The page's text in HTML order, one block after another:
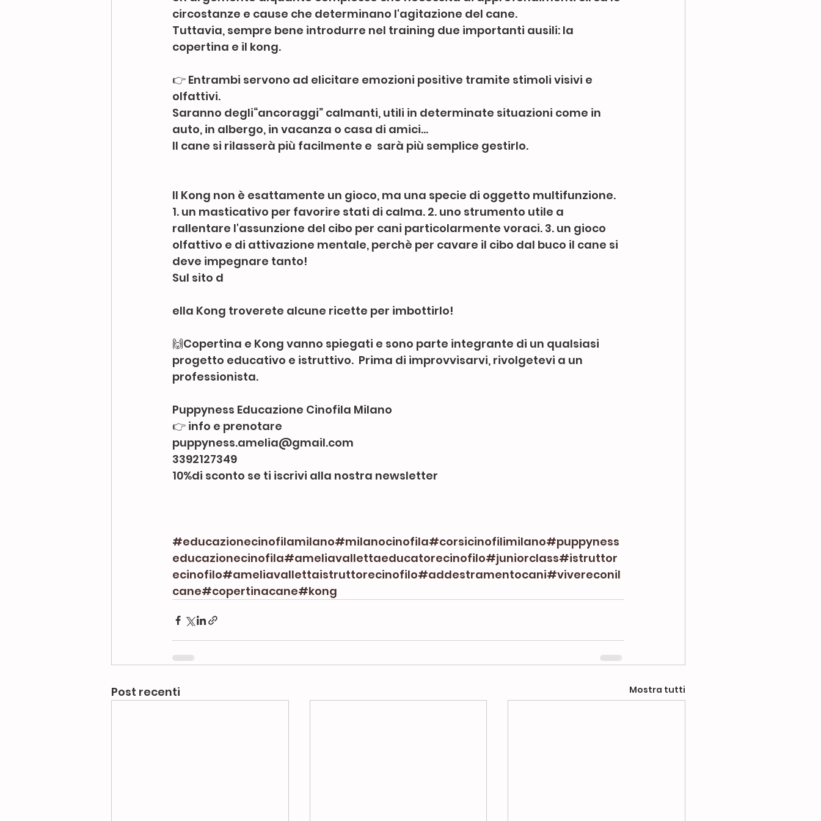
circostanze e cause che determinano l'agitazione del cane.
Tuttavia, sempre bene introdurre nel training due importanti ausili: la
copertina e il kong.
👉 Entrambi servono ad elicitare emozioni positive tramite stimoli visivi e
olfattivi.
Saranno degli“ancoraggi” calmanti, utili in determinate situazioni come in
auto, in albergo, in vacanza o casa di amici...
Il cane si rilasserà più facilmente e  sarà più semplice gestirlo.
Il Kong non è esattamente un gioco, ma una specie di oggetto multifunzione.
1. un masticativo per favorire stati di calma. 2. uno strumento utile a
rallentare l'assunzione del cibo per cani particolarmente voraci. 3. un gioco
olfattivo e di attivazione mentale, perchè per cavare il cibo dal buco il cane si
deve impegnare tanto!
Sul sito d
ella Kong troverete alcune ricette per imbottirlo!
🙌Copertina e Kong vanno spiegati e sono parte integrante di un qualsiasi
progetto educativo e istruttivo.  Prima di improvvisarvi, rivolgetevi a un
professionista.
Puppyness Educazione Cinofila Milano
👉 info e prenotare
puppyness.amelia@gmail.com
3392127349
10%di sconto se ti iscrivi alla nostra newsletter
#educazionecinofilamilano#milanocinofila#corsicinofilimilano#puppyness
educazionecinofila#ameliavallettaeducatorecinofilo#juniorclass#istruttor
ecinofilo#ameliavallettaistruttorecinofilo#addestramentocani#vivereconil
cane#copertinacane#kong
Post recenti Mostra tutti